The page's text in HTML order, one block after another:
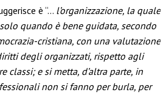
è “… l’organizzazione, la quale
quando è bene guidata, secondo
cristiana, con una valutazione
degli organizzati, rispetto agli
e si metta, d’altra parte, in
non si fanno per burla, per